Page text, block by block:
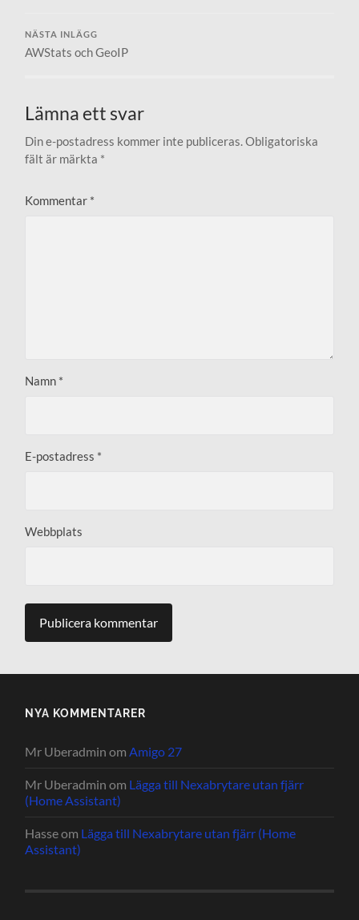
NÄSTA INLÄGG
AWStats och GeoIP
Lämna ett svar
Din e-postadress kommer inte publiceras. Obligatoriska
fält är märkta *
Kommentar *
Namn *
E-postadress *
Webbplats
NYA KOMMENTARER
Mr Uberadmin omAmigo 27
Mr Uberadmin om Lägga till Nexabrytare utan fjärr
(Home Assistant)
Hasseom Lägga till Nexabrytare utan fjärr (Home
Assistant)